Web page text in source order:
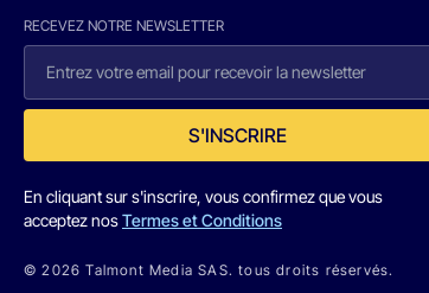
RECEVEZ NOTRE NEWSLETTER
S'INSCRIRE
En cliquant sur s'inscrire, vous confirmez que vous
acceptez nosTermes et Conditions
© 2026 Talmont Media SAS. tous droits réservés.